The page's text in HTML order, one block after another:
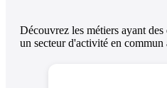
Découvrez les métiers ayant
un secteur d'activité en